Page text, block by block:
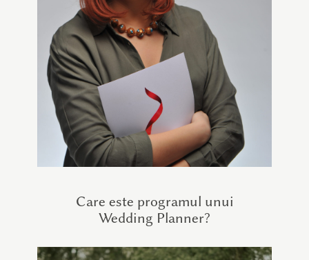
Care este programul unui
Wedding Planner?